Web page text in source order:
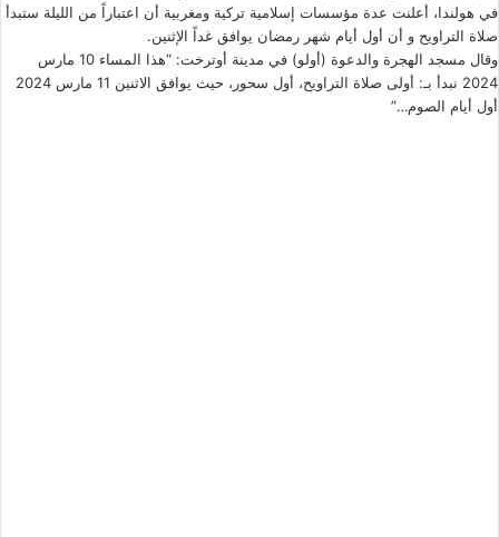
في هولندا، أعلنت عدة مؤسسات إسلامية تركية ومغربية أن اعتباراً من الليلة ستبدأ
صلاة التراويح و أن أول أيام شهر رمضان يوافق غداً الإثنين.
وقال مسجد الهجرة والدعوة (أولو) في مدينة أوترخت: “هذا المساء 10 مارس
2024 نبدأ بـ: أولى صلاة التراويح، أول سحور، حيث يوافق الاثنين 11 مارس 2024
أول أيام الصوم…”